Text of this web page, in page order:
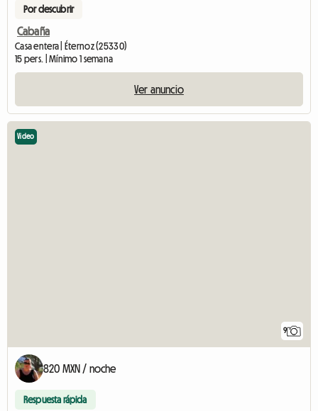
Por descubrir
Cabaña
Casa entera | Éternoz (25330)
15 pers. | Mínimo 1 semana
Ver anuncio
9
Video
820 MXN / noche
Respuesta rápida